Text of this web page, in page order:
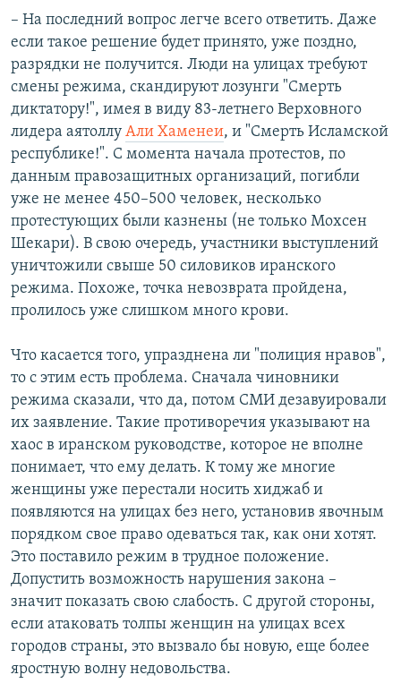
– На последний вопрос легче всего ответить. Даже
если такое решение будет принято, уже поздно,
разрядки не получится. Люди на улицах требуют
смены режима, скандируют лозунги "Смерть
диктатору!", имея в виду 83-летнего Верховного
лидера аятоллу Али Хаменеи, и "Смерть Исламской
республике!". С момента начала протестов, по
данным правозащитных организаций, погибли
уже не менее 450–500 человек, несколько
протестующих были казнены (не только Мохсен
Шекари). В свою очередь, участники выступлений
уничтожили свыше 50 силовиков иранского
режима. Похоже, точка невозврата пройдена,
пролилось уже слишком много крови.
Что касается того, упразднена ли "полиция нравов",
то с этим есть проблема. Сначала чиновники
режима сказали, что да, потом СМИ дезавуировали
их заявление. Такие противоречия указывают на
хаос в иранском руководстве, которое не вполне
понимает, что ему делать. К тому же многие
женщины уже перестали носить хиджаб и
появляются на улицах без него, установив явочным
порядком свое право одеваться так, как они хотят.
Это поставило режим в трудное положение.
Допустить возможность нарушения закона –
значит показать свою слабость. С другой стороны,
если атаковать толпы женщин на улицах всех
городов страны, это вызвало бы новую, еще более
яростную волну недовольства.